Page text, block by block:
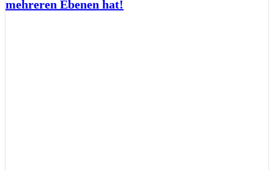
mehreren Ebenen hat!